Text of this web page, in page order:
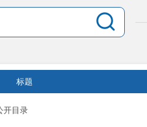
标题
开目录